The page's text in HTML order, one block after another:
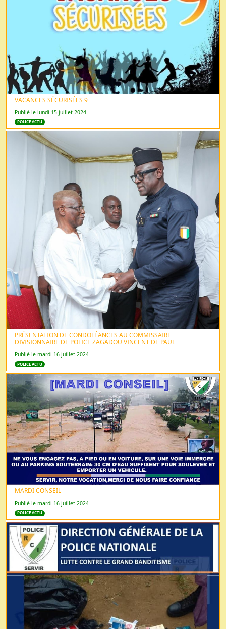
VACANCES SÉCURISÉES 9
Publié le lundi 15 juillet 2024
POLICE ACTU
PRÉSENTATION DE CONDOLÉANCES AU COMMISSAIRE
DIVISIONNAIRE DE POLICE ZAGADOU VINCENT DE PAUL
Publié le mardi 16 juillet 2024
POLICE ACTU
MARDI CONSEIL
Publié le mardi 16 juillet 2024
POLICE ACTU